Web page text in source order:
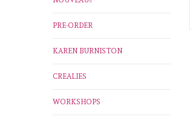
PRE-ORDER
KAREN BURNISTON
CREALIES
WORKSHOPS